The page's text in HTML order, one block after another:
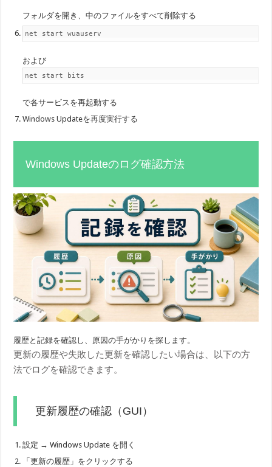
フォルダを開き、中のファイルをすべて削除する
net start wuauserv
および
net start bits
で各サービスを再起動する
Windows Updateを再度実行する
Windows Updateのログ確認方法
履歴と記録を確認し、原因の手がかりを探します。
更新の履歴や失敗した更新を確認したい場合は、以下の方
法でログを確認できます。
更新履歴の確認（GUI）
設定 → Windows Update を開く
「更新の履歴」をクリックする